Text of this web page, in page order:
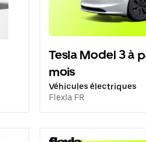
Tesla Model 3 à
mois
Véhicules électriques
Flexla FR